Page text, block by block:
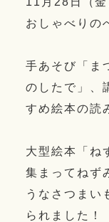
おしゃべりの
手あそび「ま
のしたで」、
すめ絵本の読
大型絵本「ね
集まってねず
うなさつまい
られました！